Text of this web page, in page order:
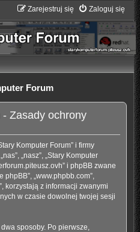
Zaloguj się
Zarejestruj się
Forum
Zasady ochrony
Komputer Forum” i firmy
„nasz”, „Stary Komputer
i phpBB zwane
phpBB”, „www.phpbb.com”,
korzystają z informacji zwanymi
w czasie dowolnej twojej sesji
sposoby. Po pierwsze,